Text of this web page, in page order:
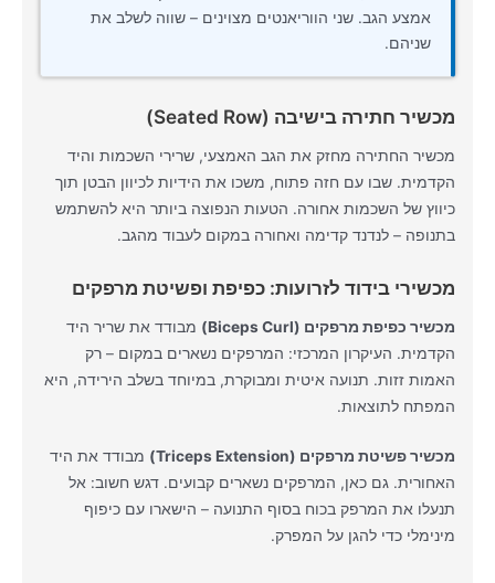
אמצע הגב. שני הווריאנטים מצוינים – שווה לשלב את
שניהם.
מכשיר חתירה בישיבה (Seated Row)
מכשיר החתירה מחזק את הגב האמצעי, שרירי השכמות והיד
הקדמית. שבו עם חזה פתוח, משכו את הידיות לכיוון הבטן תוך
כיווץ של השכמות אחורה. הטעות הנפוצה ביותר היא להשתמש
בתנופה – לנדנד קדימה ואחורה במקום לעבוד מהגב.
מכשירי בידוד לזרועות: כפיפת ופשיטת מרפקים
מכשיר כפיפת מרפקים (Biceps Curl)
מבודד את שריר היד
הקדמית. העיקרון המרכזי: המרפקים נשארים במקום – רק
האמות זזות. תנועה איטית ומבוקרת, במיוחד בשלב הירידה, היא
המפתח לתוצאות.
מכשיר פשיטת מרפקים (Triceps Extension)
מבודד את היד
האחורית. גם כאן, המרפקים נשארים קבועים. דגש חשוב: אל
תנעלו את המרפק בכוח בסוף התנועה – הישארו עם כיפוף
מינימלי כדי להגן על המפרק.